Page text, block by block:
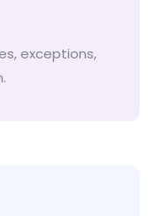
exceptions,